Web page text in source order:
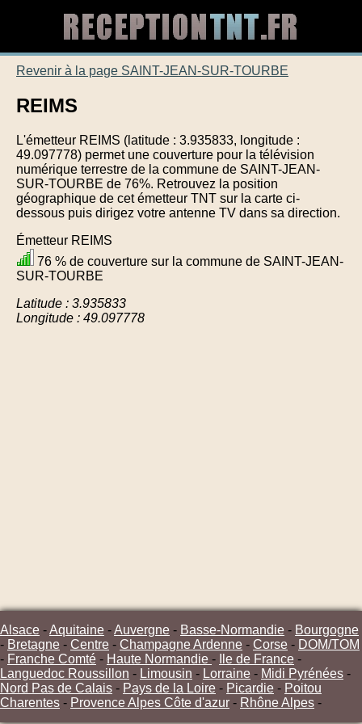
Revenir à la page SAINT-JEAN-SUR-TOURBE
REIMS
L'émetteur REIMS (latitude : 3.935833, longitude :
49.097778) permet une couverture pour la télévision
numérique terrestre de la commune de SAINT-JEAN-
SUR-TOURBE de 76%. Retrouvez la position
géographique de cet émetteur TNT sur la carte ci-
dessous puis dirigez votre antenne TV dans sa direction.
Émetteur REIMS
76 % de couverture sur la commune de SAINT-JEAN-
SUR-TOURBE
Latitude : 3.935833
Longitude : 49.097778
Alsace -Aquitaine -Auvergne - Basse-Normandie - Bourgogne
- Bretagne - Centre - Champagne Ardenne - Corse - DOM/TOM
- Franche Comté - Haute Normandie - Ile de France -
Languedoc Roussillon - Limousin - Lorraine - Midi Pyrénées -
Nord Pas de Calais - Pays de la Loire - Picardie - Poitou
Charentes - Provence Alpes Côte d'azur - Rhône Alpes -